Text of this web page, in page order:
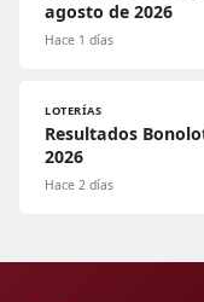
agosto de 2026
Hace 1 días
LOTERÍAS
Resultados
2026
Hace 2 días